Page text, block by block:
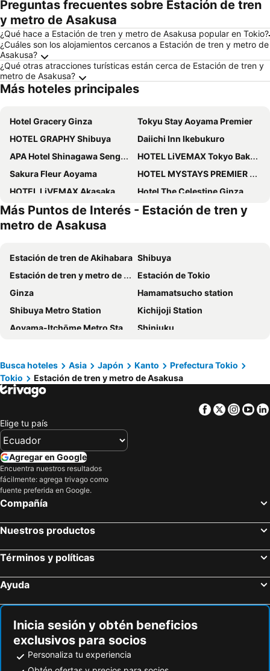
Preguntas frecuentes sobre Estación de tren
y metro de Asakusa
¿Qué hace a Estación de tren y metro de Asakusa popular en Tokio?
¿Cuáles son los alojamientos cercanos a Estación de tren y metro de
Asakusa?
¿Qué otras atracciones turísticas están cerca de Estación de tren y
metro de Asakusa?
Más hoteles principales
Hotel Gracery Ginza
Tokyu Stay Aoyama Premier
HOTEL GRAPHY Shibuya
Daiichi Inn Ikebukuro
APA Hotel Shinagawa Sengakuji Ekimae
HOTEL LiVEMAX Tokyo Bakurocho
Sakura Fleur Aoyama
HOTEL MYSTAYS PREMIER Omori
HOTEL LiVEMAX Akasaka
Hotel The Celestine Ginza
Cerulean Tower Tokyu Hotel
Hotel Siena
Tokyo Dome Hotel
Toshi Center Hotel
Hotel Metropolitan Edmont Tokyo
APA Hotel Yamanote Otsuka Ekimae Tower
JR-East Hotel Mets Shibuya
APA Hotel Asakusa Ekimae
the b asakusa
Shibuya Tobu Hotel
Mitsui Garden Hotel Ueno - Tokyo
Hotel New Star Ikebukuro
Mustard Hotel Asakusa 1
Oak Hotel Edo
Shinjuku Prince Hotel
KOKO HOTEL Shimbashi Onarimon
HOTEL AMANEK Asakusa Ekimae
Hotel Resol Stay Akihabara
HOTEL LiVEMAX Asakusabashi-Ekimae
ホテルピュリッツァー自由が丘
ANA Holiday Inn Tokyo Bay
Tokyo DisneySea Hotel MiraCosta
Shinagawa Prince Hotel
Kichijoji Tokyu REI Hotel
Hotel New Otani Tokyo The Main
APA Hotel & Resort Ryogoku Ekimae Tower
Keio Plaza Hotel Tokyo
Hotel Trend Tobu Asakusa-Eki Kita
Far East Village Hotel Tokyo - Asakusa
Hotel Sunroute Asakusa
Richmond Hotel Premier Tokyo Schole
MIMARU Tokyo Ueno Inaricho
Sakura Cross Hotel Ueno Okachimachi
Dai-ichi Hotel Ryogoku
Más Puntos de Interés - Estación de tren y
metro de Asakusa
Estación de tren de Akihabara Shibuya
Estación de tren y metro de Asakusa
Estación de Tokio
Ginza
Hamamatsucho station
Shibuya Metro Station
Kichijoji Station
Aoyama-Itchōme Metro Station
Shinjuku
Akasaka Metro Station
Estación de tren de Ueno
Kamiyachō Metro Station
Estación de tren de Shinjuku
Tokyo Disney Resort
Pacifico Yokohama
Tokyo Cruise
Sensoji Temple
Tawaramachi Metro Station
Inaricho Metro Station
Iriya Metro Station
Museo Edo-Tokyo
Sumo Museum
Ryogoku Kokugikan Sumo Stadium
Naka-Okachimachi Metro Station
Miyagase Dam
Muza Kawasaki Symphony Hall
Toranomon Metro Station
New Enoshima Aquarium
Akasaka Mitsuke Metro Station
Tsuzuki
Toyosu Metro Station
Higashi-Ginza Metro Station
Busca hoteles Asia Japón Kanto
Prefectura Tokio
Tokio
Estación de tren y metro de Asakusa
Facebook
Twitter
Elige tu país
Agregar en Google
Encuentra nuestros resultados
fácilmente: agrega trivago como
fuente preferida en Google.
Compañía
Nuestros productos
Términos y políticas
Ayuda
Inicia sesión y obtén beneficios
exclusivos para socios
Personaliza tu experiencia